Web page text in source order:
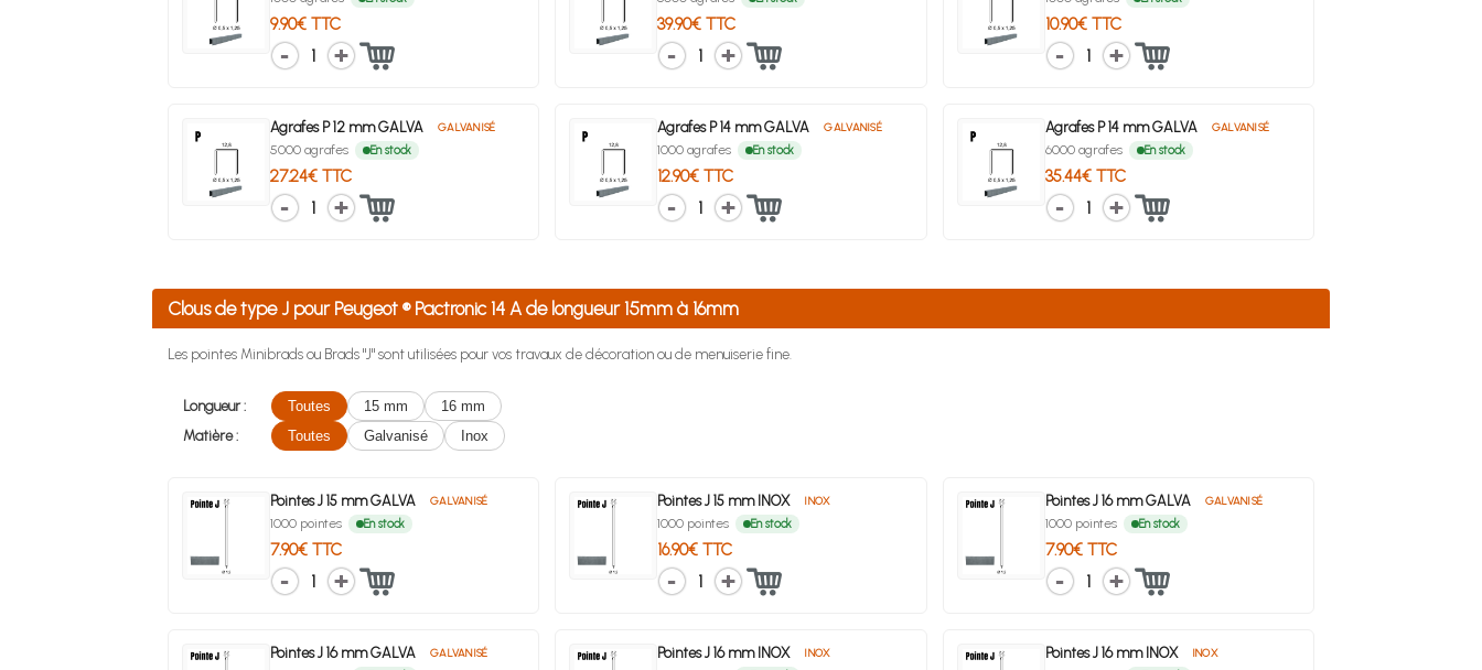
9.90€ TTC
1
39.90€ TTC
1
10.90€ TTC
1
Agrafes P 12 mm GALVA GALVANISÉ
5000 agrafes En stock
27.24€ TTC
1
Agrafes P 14 mm GALVA GALVANISÉ
1000 agrafes En stock
12.90€ TTC
1
Agrafes P 14 mm GALVA GALVANISÉ
6000 agrafes En stock
35.44€ TTC
1
Clous de type J pour Peugeot ® Pactronic 14 A de longueur 15mm à 16mm
Les pointes Minibrads ou Brads "J" sont utilisées pour vos travaux de décoration ou de menuiserie fine.
Longueur : Toutes 15 mm
16 mm
Matière :
Toutes Galvanisé Inox
Pointes J 15 mm GALVA GALVANISÉ
1000 pointes En stock
7.90€ TTC
1
Pointes J 15 mm INOX INOX
1000 pointes En stock
16.90€ TTC
1
Pointes J 16 mm GALVA GALVANISÉ
1000 pointes En stock
7.90€ TTC
1
Pointes J 16 mm GALVA GALVANISÉ Pointes J 16 mm INOX INOX Pointes J 16 mm INOX INOX